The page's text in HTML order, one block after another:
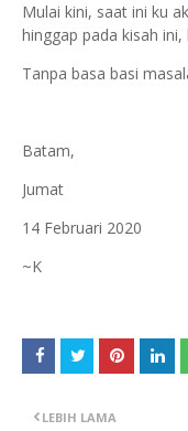
Mulai kini, saat ini ku
hinggap pada kisah
Tanpa basa basi
Batam,
Jumat
14 Februari 2020
~K
LEBIH LAMA